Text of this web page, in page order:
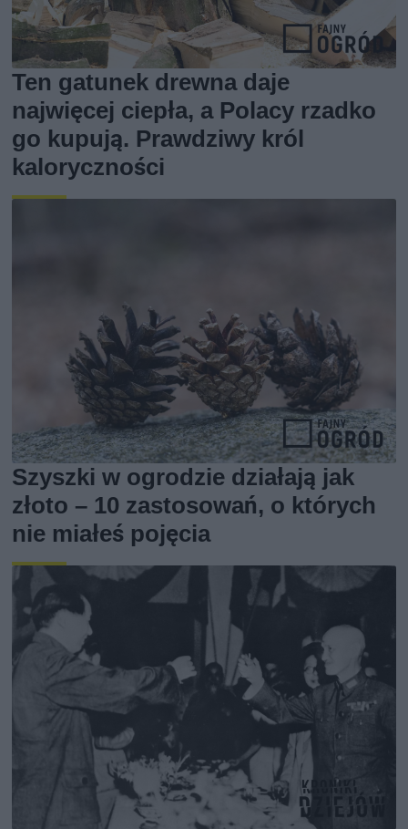
Ten gatunek drewna daje
najwięcej ciepła, a Polacy rzadko
go kupują. Prawdziwy król
kaloryczności
Szyszki w ogrodzie działają jak
złoto – 10 zastosowań, o których
nie miałeś pojęcia